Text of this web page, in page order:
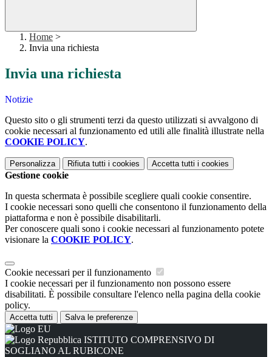
Home >
Invia una richiesta
Invia una richiesta
Notizie
Questo sito o gli strumenti terzi da questo utilizzati si avvalgono di
cookie necessari al funzionamento ed utili alle finalità illustrate nella
COOKIE POLICY.
Personalizza Rifiuta tutti i cookies Accetta tutti i cookies
Gestione cookie
In questa schermata è possibile scegliere quali cookie consentire.
I cookie necessari sono quelli che consentono il funzionamento della
piattaforma e non è possibile disabilitarli.
Per conoscere quali sono i cookie necessari al funzionamento potete
visionare la COOKIE POLICY.
Cookie necessari per il funzionamento
I cookie necessari per il funzionamento non possono essere
disabilitati. È possibile consultare l'elenco nella pagina della cookie
policy.
Accetta tutti Salva le preferenze
ISTITUTO COMPRENSIVO DI
SOGLIANO AL RUBICONE